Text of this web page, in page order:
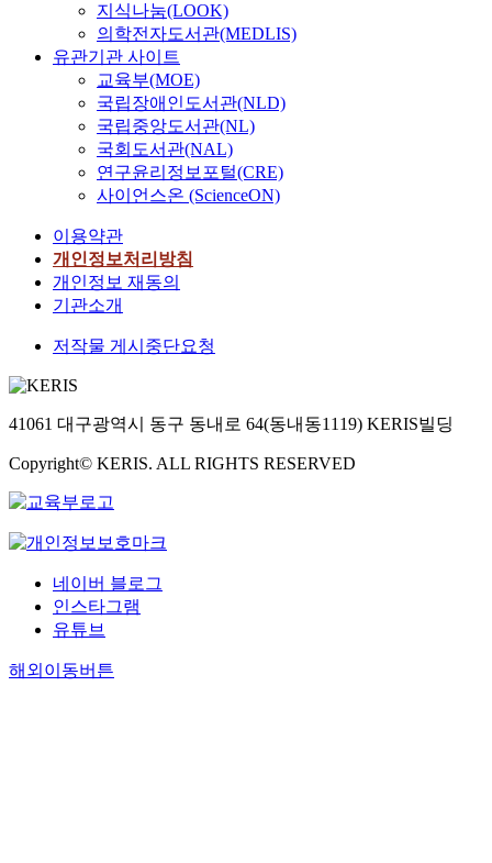
지식나눔(LOOK)
의학전자도서관(MEDLIS)
유관기관 사이트
교육부(MOE)
국립장애인도서관(NLD)
국립중앙도서관(NL)
국회도서관(NAL)
연구윤리정보포털(CRE)
사이언스온 (ScienceON)
이용약관
개인정보처리방침
개인정보 재동의
기관소개
저작물 게시중단요청
41061 대구광역시 동구 동내로 64(동내동1119) KERIS빌딩
Copyright© KERIS. ALL RIGHTS RESERVED
네이버 블로그
인스타그램
유튜브
해외이동버튼